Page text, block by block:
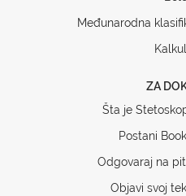
Međunarodna
ZA
Šta je
Postani
Odgovaraj na
Objavi svoj